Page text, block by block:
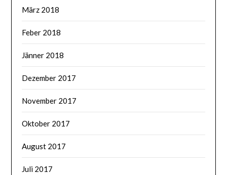
März 2018
Feber 2018
Jänner 2018
Dezember 2017
November 2017
Oktober 2017
August 2017
Juli 2017